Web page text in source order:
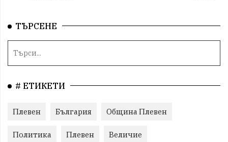
ТЪРСЕНЕ
# ЕТИКЕТИ
Плевен България Община Плевен
Политика Плевен Величие